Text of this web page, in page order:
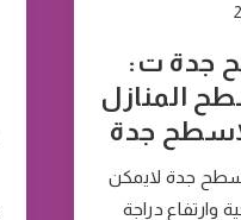
جدة ت:
اسطح المنازل
جدة
جدة لايمكن
وارتفاع دراجة